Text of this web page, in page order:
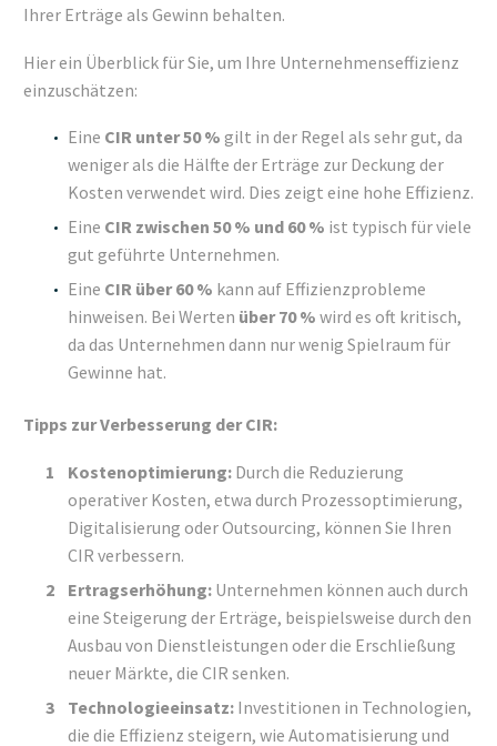
Ihrer Erträge als Gewinn behalten.
Hier ein Überblick für Sie, um Ihre Unternehmenseffizienz
einzuschätzen:
Eine CIR unter 50 % gilt in der Regel als sehr gut, da
weniger als die Hälfte der Erträge zur Deckung der
Kosten verwendet wird. Dies zeigt eine hohe Effizienz.
Eine CIR zwischen 50 % und 60 % ist typisch für viele
gut geführte Unternehmen.
Eine CIR über 60 % kann auf Effizienzprobleme
hinweisen. Bei Werten über 70 % wird es oft kritisch,
da das Unternehmen dann nur wenig Spielraum für
Gewinne hat.
Tipps zur Verbesserung der CIR:
Kostenoptimierung: Durch die Reduzierung
operativer Kosten, etwa durch Prozessoptimierung,
Digitalisierung oder Outsourcing, können Sie Ihren
CIR verbessern.
Ertragserhöhung: Unternehmen können auch durch
eine Steigerung der Erträge, beispielsweise durch den
Ausbau von Dienstleistungen oder die Erschließung
neuer Märkte, die CIR senken.
Technologieeinsatz: Investitionen in Technologien,
die die Effizienz steigern, wie Automatisierung und